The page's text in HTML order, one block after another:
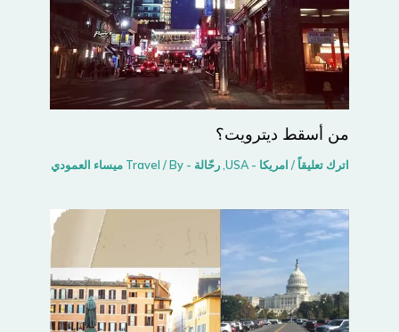
من أسقط ديترويت؟
اترك تعليقاً / امريكا - USA ,رحّالة - Travel/ By ميساء العمودي